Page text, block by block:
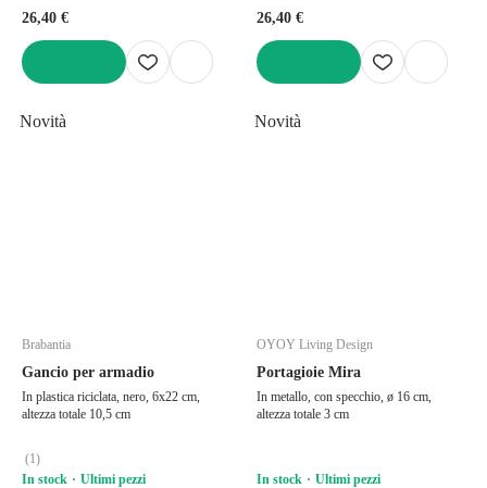
26,40 € 26,40 €
Novità
Brabantia
Gancio per armadio
In plastica riciclata, nero, 6x22 cm,
altezza totale 10,5 cm
(1)
In stock
Ultimi pezzi
Novità
OYOY Living Design
Portagioie Mira
In metallo, con specchio, ø 16 cm,
altezza totale 3 cm
In stock Ultimi pezzi